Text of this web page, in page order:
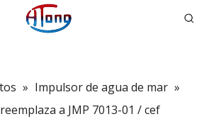
» Impulsor de agua de mar »
a JMP 7013-01 / cef